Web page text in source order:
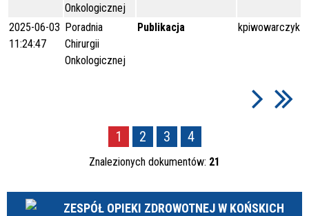
Onkologicznej
2025-06-03
11:24:47
Poradnia
Chirurgii
Onkologicznej
Publikacja kpiwowarczyk
1 2 3 4
Znalezionych dokumentów: 21
ZESPÓŁ OPIEKI ZDROWOTNEJ W KOŃSKICH